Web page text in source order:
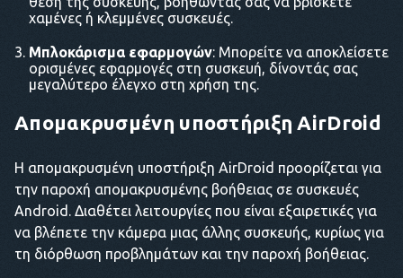
χαμένες ή κλεμμένες συσκευές.
Μπλοκάρισμα εφαρμογών: Μπορείτε να αποκλείσετε
ορισμένες εφαρμογές στη συσκευή, δίνοντάς σας
μεγαλύτερο έλεγχο στη χρήση της.
Απομακρυσμένη υποστήριξη AirDroid
Η απομακρυσμένη υποστήριξη AirDroid προορίζεται για
την παροχή απομακρυσμένης βοήθειας σε συσκευές
Android. Διαθέτει λειτουργίες που είναι εξαιρετικές για
να βλέπετε την κάμερα μιας άλλης συσκευής, κυρίως για
τη διόρθωση προβλημάτων και την παροχή βοήθειας.